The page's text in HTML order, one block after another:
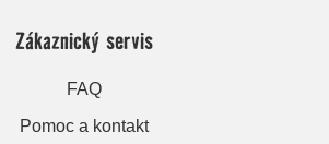
Zákaznický servis
FAQ
Pomoc a kontakt